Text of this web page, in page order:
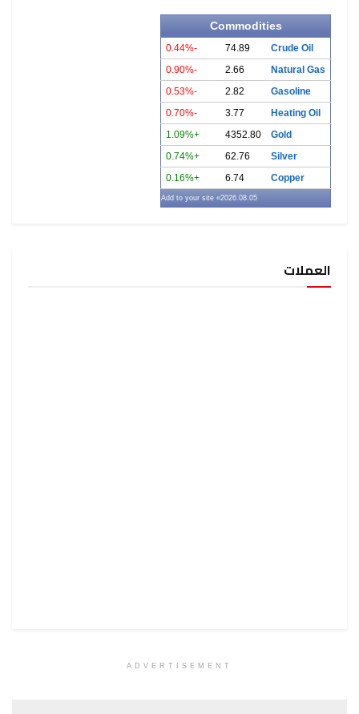
Commodities
Crude Oil
74.89
-0.44%
Natural Gas
2.66
-0.90%
Gasoline
2.82
-0.53%
Heating Oil
3.77
-0.70%
Gold
4352.80
+1.09%
Silver
62.76
+0.74%
Copper
6.74
+0.16%
2026.08.05
» Add to your site
العملات
ADVERTISEMENT